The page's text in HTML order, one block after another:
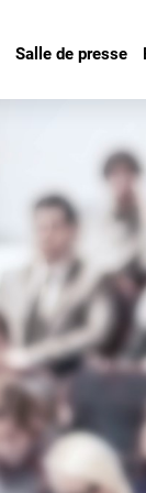
Salle de presse